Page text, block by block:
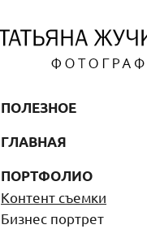
ПОЛЕЗНОЕ
ГЛАВНАЯ
ПОРТФОЛИО
Контент съемки
Бизнес портрет